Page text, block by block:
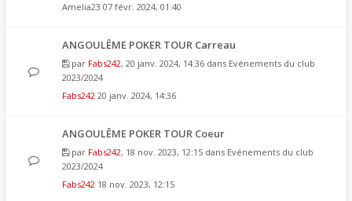
Amelia23 07 févr. 2024, 01:40
ANGOULÊME POKER TOUR Carreau
par Fabs242, 20 janv. 2024, 14:36 dans Evénements du club
2023/2024
Fabs242 20 janv. 2024, 14:36
ANGOULÊME POKER TOUR Coeur
par Fabs242, 18 nov. 2023, 12:15 dans Evénements du club
2023/2024
Fabs242 18 nov. 2023, 12:15